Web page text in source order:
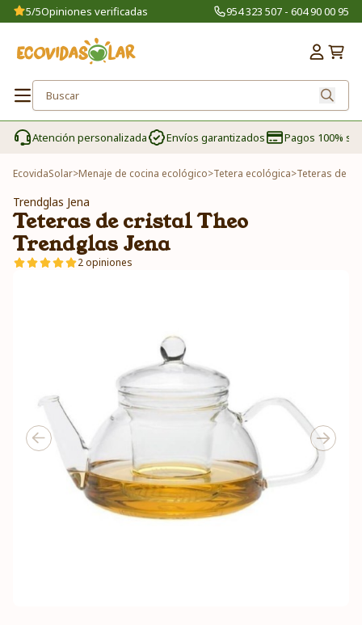
5/5Opiniones verificadas 954 323 507 - 604 90 00 95
Atención personalizada Envíos garantizados Pagos 100%
EcovidaSolar>Menaje de cocina ecológico>Tetera ecológica>Teteras de
Trendglas Jena
Teteras de cristal Theo
Trendglas Jena
2 opiniones